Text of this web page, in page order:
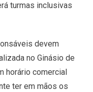
turmas inclusivas
devem
no Ginásio de
horário comercial
ter em mãos os